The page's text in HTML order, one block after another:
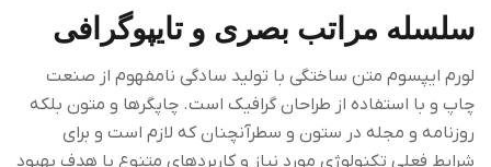
سلسله مراتب بصری و تایپوگرافی
لورم ایپسوم متن ساختگی با تولید سادگی نامفهوم از صنعت
چاپ و با استفاده از طراحان گرافیک است. چاپگرها و متون بلکه
روزنامه و مجله در ستون و سطرآنچنان که لازم است و برای
شرایط فعلی تکنولوژی مورد نیاز و کاربردهای متنوع با هدف بهبود